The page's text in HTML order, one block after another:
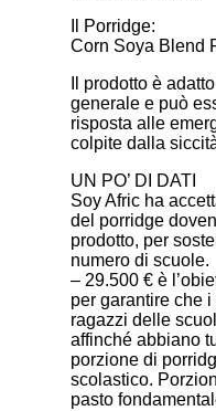
Il Porridge:
Corn Soya Blend
Il prodotto è
generale e può
risposta alle
colpite dalla
UN PO’ DI DATI
Soy Afric ha
del porridge
prodotto, per
numero di scuole.
– 29.500 € è
per garantire che
ragazzi delle
affinché abbiano
porzione di
scolastico.
pasto